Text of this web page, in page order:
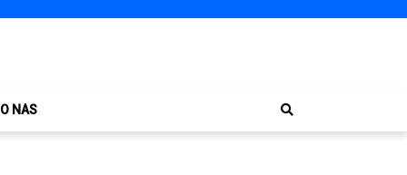
O NAS